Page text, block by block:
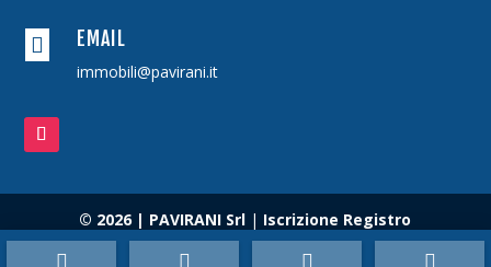
 EMAIL
immobili@pavirani.it
   
© 2026 | PAVIRANI Srl | Iscrizione Registro
Imprese03729320378| REA: 311976|Capitale